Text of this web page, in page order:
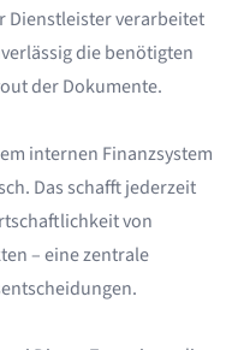
Dienstleister verarbeitet
die benötigten
der Dokumente.
internen Finanzsystem
Das schafft jederzeit
von
– eine zentrale